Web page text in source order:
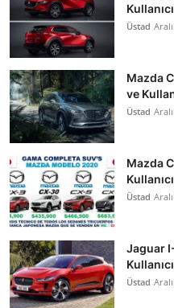
Üstad
Mazda
ve
Üstad
Mazda
Üstad
Jaguar
Üstad